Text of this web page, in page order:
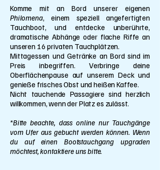
Komme mit an Bord unserer eigenen
Philomena, einem speziell angefertigten
Tauchboot, und entdecke unberührte,
dramatische Abhänge oder flache Riffe an
unseren 16 privaten Tauchplätzen.
Mittagessen und Getränke an Bord sind im
Preis inbegriffen. Verbringe deine
Oberflächenpause auf unserem Deck und
genieße frisches Obst und heißen Kaffee.
Nicht tauchende Passagiere sind herzlich
willkommen, wenn der Platz es zulässt.
*Bitte beachte, dass online nur Tauchgänge
vom Ufer aus gebucht werden können. Wenn
du auf einen Bootstauchgang upgraden
möchtest, kontaktiere uns bitte.